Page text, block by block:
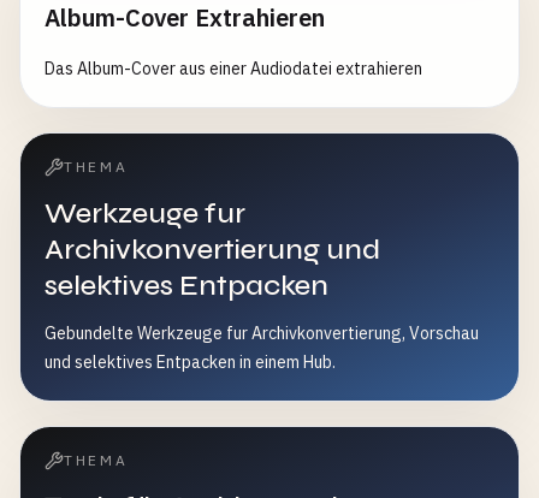
Album-Cover Extrahieren
Das Album-Cover aus einer Audiodatei extrahieren
THEMA
Werkzeuge fur
Archivkonvertierung und
selektives Entpacken
Gebundelte Werkzeuge fur Archivkonvertierung, Vorschau
und selektives Entpacken in einem Hub.
THEMA